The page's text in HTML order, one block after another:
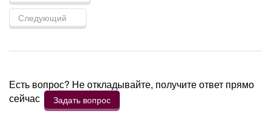
Следующий
Есть вопрос? Не откладывайте, получите ответ прямо
сейчас
Задать вопрос